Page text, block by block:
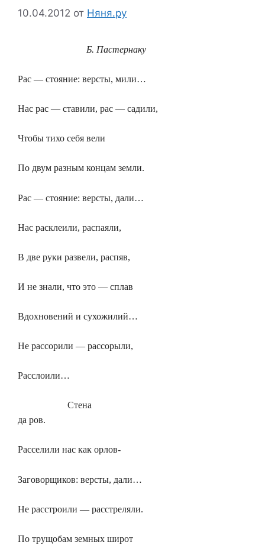
10.04.2012 от Няня.ру
Б. Пастернаку
Рас — стояние: версты, мили…
Нас рас — ставили, рас — садили,
Чтобы тихо себя вели
По двум разным концам земли.
Рас — стояние: версты, дали…
Нас расклеили, распаяли,
В две руки развели, распяв,
И не знали, что это — сплав
Вдохновений и сухожилий…
Не рассорили — рассорыли,
Расслоили…
Стена
да ров.
Расселили нас как орлов-
Заговорщиков: версты, дали…
Не расстроили — расстреляли.
По трущобам земных широт